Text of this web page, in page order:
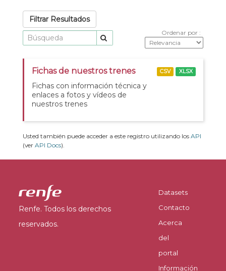
Filtrar Resultados
Ordenar por
Fichas de nuestros trenes
Fichas con información técnica y
enlaces a fotos y vídeos de
nuestros trenes
CSV XLSX
Usted también puede acceder a este registro utilizando los API
(ver API Docs).
Renfe. Todos los derechos
reservados.
Datasets
Contacto
Acerca
del
portal
Información